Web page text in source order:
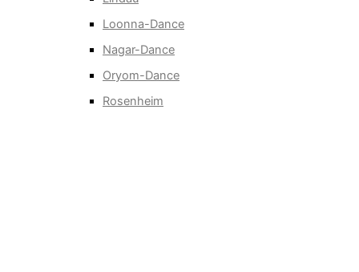
Loonna-Dance
Nagar-Dance
Oryom-Dance
Rosenheim